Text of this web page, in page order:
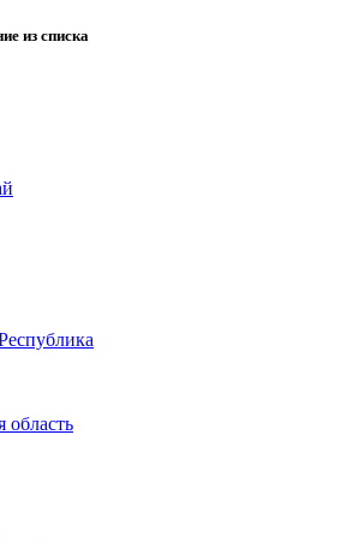
из списка
область